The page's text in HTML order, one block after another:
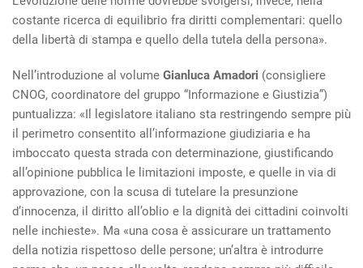
costante ricerca di equilibrio fra diritti complementari: quello
della libertà di stampa e quello della tutela della persona».
Nell’introduzione al volume Gianluca Amadori (consigliere
CNOG, coordinatore del gruppo “Informazione e Giustizia”)
puntualizza: «Il legislatore italiano sta restringendo sempre più
il perimetro consentito all’informazione giudiziaria e ha
imboccato questa strada con determinazione, giustificando
all’opinione pubblica le limitazioni imposte, e quelle in via di
approvazione, con la scusa di tutelare la presunzione
d’innocenza, il diritto all’oblio e la dignità dei cittadini coinvolti
nelle inchieste». Ma «una cosa è assicurare un trattamento
della notizia rispettoso delle persone; un’altra è introdurre